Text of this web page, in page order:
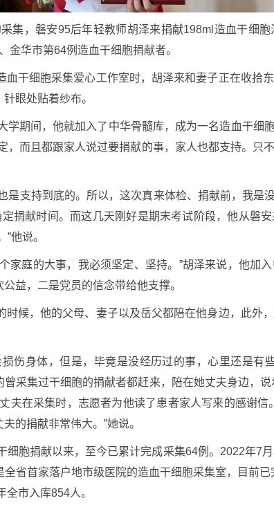
集，磐安95后年轻教师胡泽来捐献198ml造血干细胞
金华市第64例造血干细胞捐献者。
干细胞采集爱心工作室时，胡泽来和妻子正在收拾
眼处贴着纱布。
学期间，他就加入了中华骨髓库，成为一名造血干细
，而且都跟家人说过要捐献的事，家人也都支持。只
是支持到底的。所以，这次真来体检、捐献前，我是
捐献时间。而这几天刚好是期末考试阶段，他从磐
他说。
家庭的大事，我必须坚定、坚持。”胡泽来说，他加
益，二是党员的信念带给他支撑。
候，他的父母、妻子以及岳父都陪在他身边，此外
伤身体，但是，毕竟是没经历过的事，心里还是有
采集过干细胞的捐献者都赶来，陪在她丈夫身边，
夫在采集时，志愿者为他读了患者家人写来的感谢信
的捐献非常伟大。”她说。
细胞捐献以来，至今已累计完成采集64例。2022年7
省首家落户地市级医院的造血干细胞采集室，目前
市入库854人。